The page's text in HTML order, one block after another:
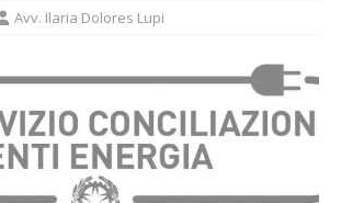
Avv. Ilaria Dolores Lupi